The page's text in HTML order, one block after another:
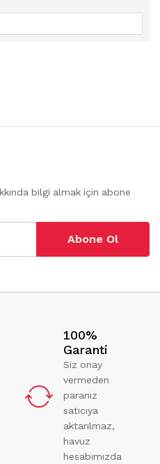
bilgi almak için abone
Abone Ol
100%
Garanti
Siz onay
vermeden
paranız
satıcıya
aktarılmaz,
havuz
hesabımızda